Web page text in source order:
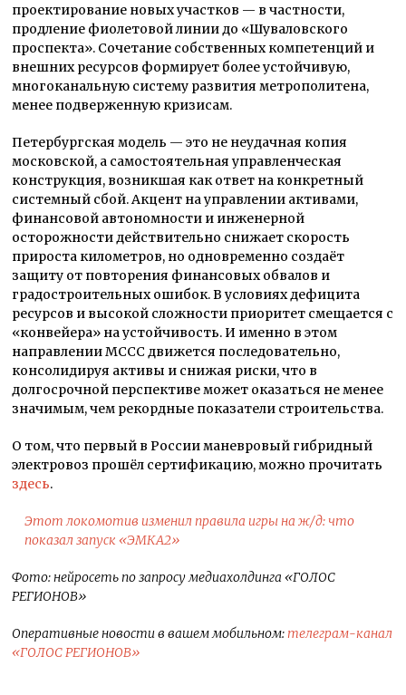
проектирование новых участков — в частности,
продление фиолетовой линии до «Шуваловского
проспекта». Сочетание собственных компетенций и
внешних ресурсов формирует более устойчивую,
многоканальную систему развития метрополитена,
менее подверженную кризисам.
Петербургская модель — это не неудачная копия
московской, а самостоятельная управленческая
конструкция, возникшая как ответ на конкретный
системный сбой. Акцент на управлении активами,
финансовой автономности и инженерной
осторожности действительно снижает скорость
прироста километров, но одновременно создаёт
защиту от повторения финансовых обвалов и
градостроительных ошибок. В условиях дефицита
ресурсов и высокой сложности приоритет смещается с
«конвейера» на устойчивость. И именно в этом
направлении МССС движется последовательно,
консолидируя активы и снижая риски, что в
долгосрочной перспективе может оказаться не менее
значимым, чем рекордные показатели строительства.
О том, что первый в России маневровый гибридный
электровоз прошёл сертификацию, можно прочитать
здесь.
Этот локомотив изменил правила игры на ж/д: что
показал запуск «ЭМКА2»
Фото: нейросеть по запросу медиахолдинга «ГОЛОС
РЕГИОНОВ»
Оперативные новости в вашем мобильном:телеграм-канал
«ГОЛОС РЕГИОНОВ»